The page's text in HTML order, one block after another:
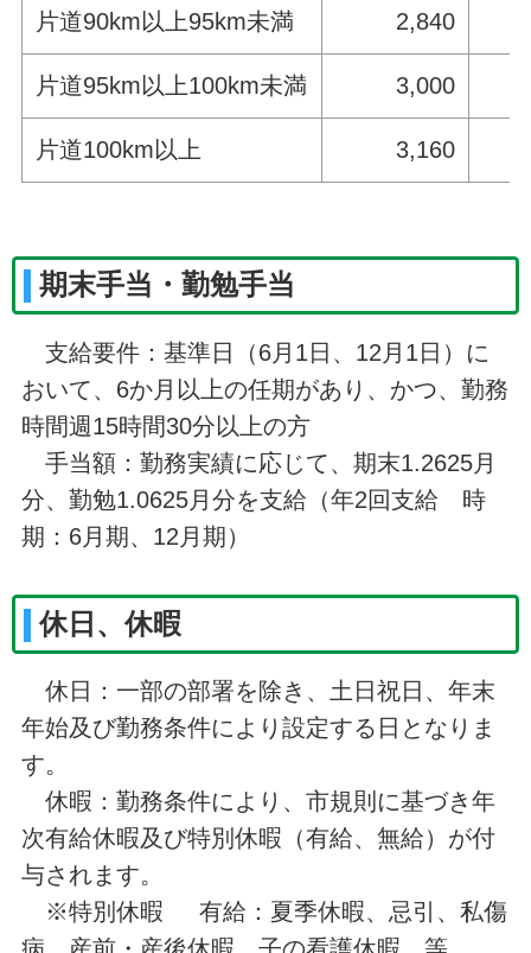
片道90km以上95km未満 2,840
片道95km以上100km未満 3,000
片道100km以上 3,160
期末手当・勤勉手当
支給要件：基準日（6月1日、12月1日）に
おいて、6か月以上の任期があり、かつ、勤務
時間週15時間30分以上の方
手当額：勤務実績に応じて、期末1.2625月
分、勤勉1.0625月分を支給（年2回支給 時
期：6月期、12月期）
休日、休暇
休日：一部の部署を除き、土日祝日、年末
年始及び勤務条件により設定する日となりま
す。
休暇：勤務条件により、市規則に基づき年
次有給休暇及び特別休暇（有給、無給）が付
与されます。
※特別休暇 有給：夏季休暇、忌引、私傷